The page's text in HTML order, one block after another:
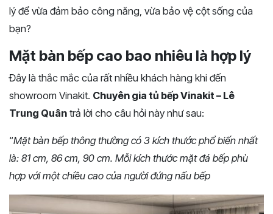
lý để vừa đảm bảo công năng, vừa bảo vệ cột sống của
bạn?
Mặt bàn bếp cao bao nhiêu là hợp lý
Đây là thắc mắc của rất nhiều khách hàng khi đến
showroom Vinakit. Chuyên gia tủ bếp Vinakit – Lê
Trung Quân trả lời cho câu hỏi này như sau:
“Mặt bàn bếp thông thường có 3 kích thước phổ biến nhất
là: 81 cm, 86 cm, 90 cm. Mỗi kích thước mặt đá bếp phù
hợp với một chiều cao của người đứng nấu bếp